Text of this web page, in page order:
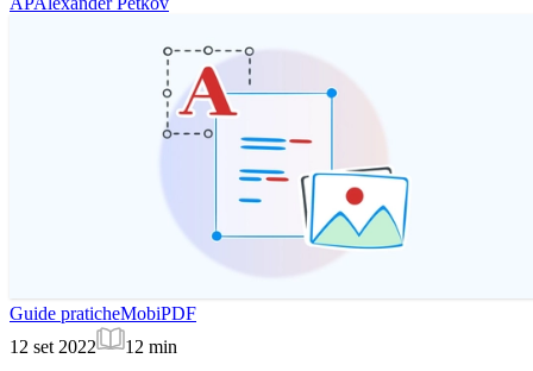
Guide praticheMobiPDF
12 set 2022
12 min